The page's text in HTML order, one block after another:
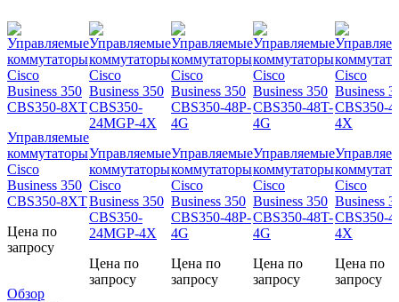
Управляемые
коммутаторы
Cisco
Business 350
CBS350-8XT
Цена по
запросу
Обзор
Управляемые
коммутаторы
Cisco
Business 350
CBS350-
24MGP-4X
Цена по
запросу
Управляемые
коммутаторы
Cisco
Business 350
CBS350-48P-
4G
Цена по
запросу
Управляемые
коммутаторы
Cisco
Business 350
CBS350-48T-
4G
Цена по
запросу
Cisco
Business
CBS350-
4X
Цена по
запросу